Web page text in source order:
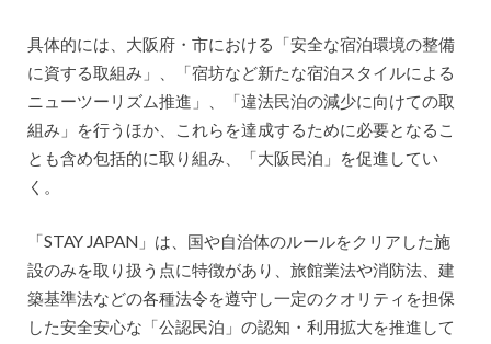
具体的には、大阪府・市における「安全な宿泊環境の整備
に資する取組み」、「宿坊など新たな宿泊スタイルによる
ニューツーリズム推進」、「違法民泊の減少に向けての取
組み」を行うほか、これらを達成するために必要となるこ
とも含め包括的に取り組み、「大阪民泊」を促進してい
く。
「STAY JAPAN」は、国や自治体のルールをクリアした施
設のみを取り扱う点に特徴があり、旅館業法や消防法、建
築基準法などの各種法令を遵守し一定のクオリティを担保
した安全安心な「公認民泊」の認知・利用拡大を推進して